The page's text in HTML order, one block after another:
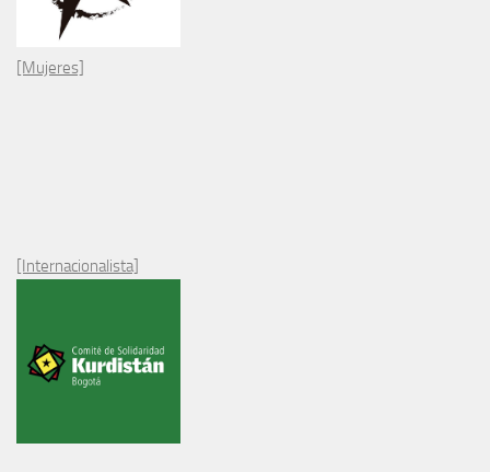
[Mujeres]
[Internacionalista]